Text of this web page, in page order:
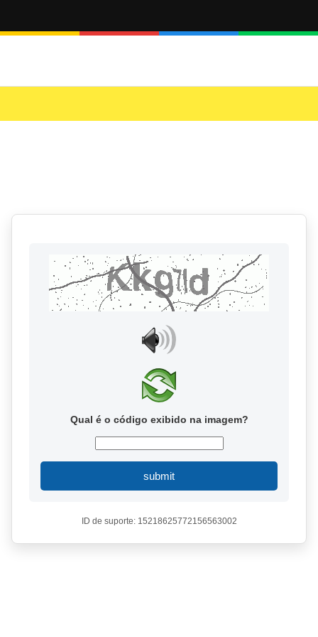
Qual é o código exibido na imagem?
submit
ID de suporte: 15218625772156563002